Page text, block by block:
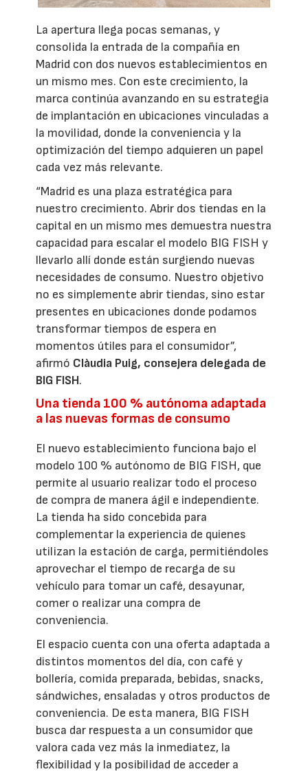
La apertura llega pocas semanas, y
consolida la entrada de la compañía en
Madrid con dos nuevos establecimientos en
un mismo mes. Con este crecimiento, la
marca continúa avanzando en su estrategia
de implantación en ubicaciones vinculadas a
la movilidad, donde la conveniencia y la
optimización del tiempo adquieren un papel
cada vez más relevante.
“Madrid es una plaza estratégica para
nuestro crecimiento. Abrir dos tiendas en la
capital en un mismo mes demuestra nuestra
capacidad para escalar el modelo BIG FISH y
llevarlo allí donde están surgiendo nuevas
necesidades de consumo. Nuestro objetivo
no es simplemente abrir tiendas, sino estar
presentes en ubicaciones donde podamos
transformar tiempos de espera en
momentos útiles para el consumidor”,
afirmó Clàudia Puig, consejera delegada de
BIG FISH.
Una tienda 100 % autónoma adaptada
a las nuevas formas de consumo
El nuevo establecimiento funciona bajo el
modelo 100 % autónomo de BIG FISH, que
permite al usuario realizar todo el proceso
de compra de manera ágil e independiente.
La tienda ha sido concebida para
complementar la experiencia de quienes
utilizan la estación de carga, permitiéndoles
aprovechar el tiempo de recarga de su
vehículo para tomar un café, desayunar,
comer o realizar una compra de
conveniencia.
El espacio cuenta con una oferta adaptada a
distintos momentos del día, con café y
bollería, comida preparada, bebidas, snacks,
sándwiches, ensaladas y otros productos de
conveniencia. De esta manera, BIG FISH
busca dar respuesta a un consumidor que
valora cada vez más la inmediatez, la
flexibilidad y la posibilidad de acceder a